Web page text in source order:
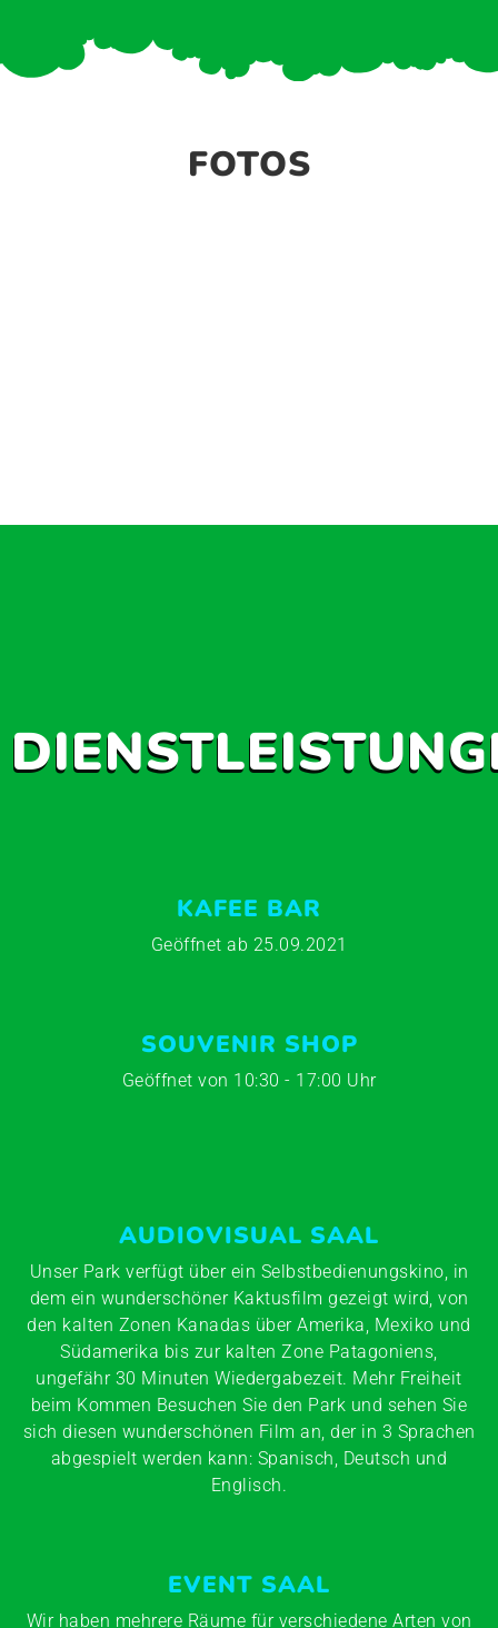
FOTOS
KAFEE BAR
Geöffnet ab 25.09.2021
SOUVENIR SHOP
Geöffnet von 10:30 - 17:00 Uhr
AUDIOVISUAL SAAL
Unser Park verfügt über ein Selbstbedienungskino, in
dem ein wunderschöner Kaktusfilm gezeigt wird, von
den kalten Zonen Kanadas über Amerika, Mexiko und
Südamerika bis zur kalten Zone Patagoniens,
ungefähr 30 Minuten Wiedergabezeit. Mehr Freiheit
beim Kommen Besuchen Sie den Park und sehen Sie
sich diesen wunderschönen Film an, der in 3 Sprachen
abgespielt werden kann: Spanisch, Deutsch und
Englisch.
EVENT SAAL
Wir haben mehrere Räume für verschiedene Arten von